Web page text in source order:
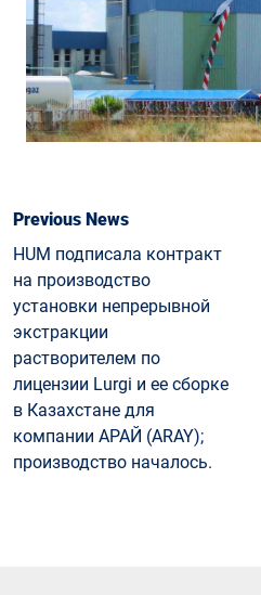
Previous News
HUM подписала контракт
на производство
установки непрерывной
экстракции
растворителем по
лицензии Lurgi и ее сборке
в Казахстане для
компании АРАЙ (ARAY);
производство началось.